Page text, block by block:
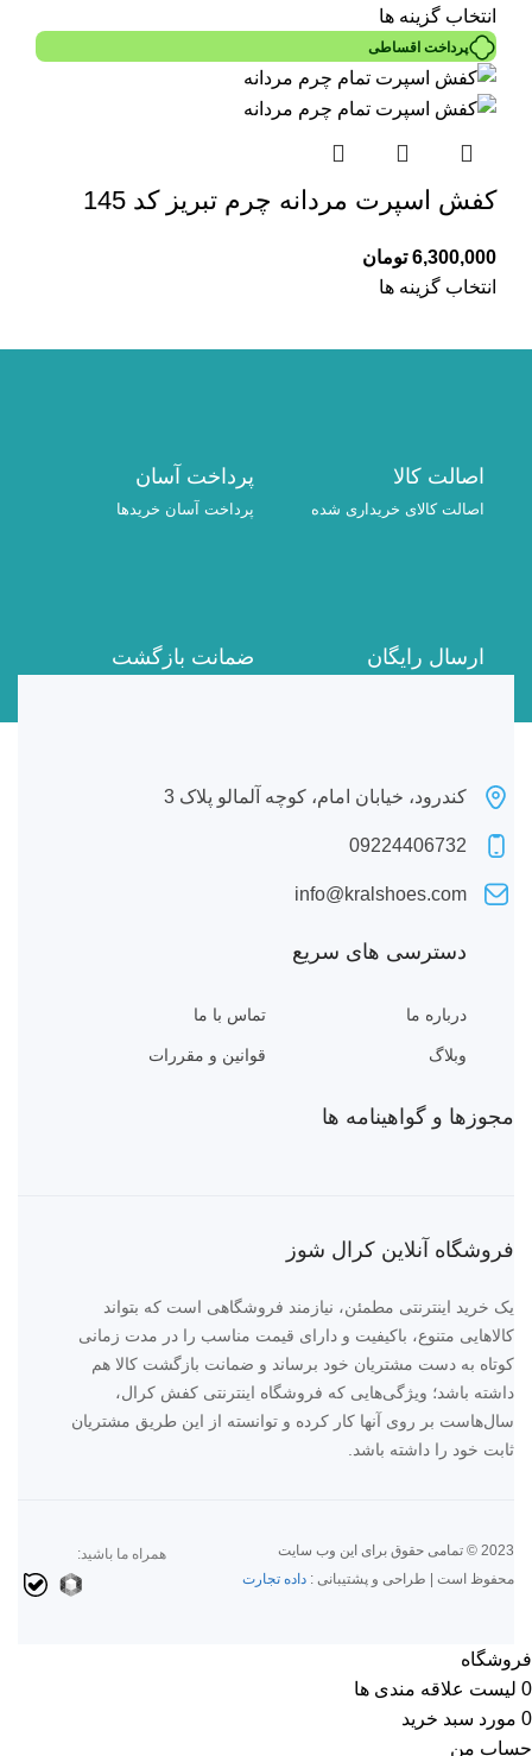
انتخاب گزینه ها
پرداخت اقساطی
کفش اسپرت مردانه چرم تبریز کد 145
6,300,000 تومان
انتخاب گزینه ها
اصالت کالا
اصالت کالای خریداری شده
پرداخت آسان
پرداخت آسان خریدها
ارسال رایگان ضمانت بازگشت
کندرود، خیابان امام، کوچه آلمالو پلاک 3
09224406732
info@kralshoes.com
دسترسی های سریع
درباره ما تماس با ما
وبلاگ قوانین و مقررات
مجوزها و گواهینامه ها
فروشگاه آنلاین کرال شوز
یک خرید اینترنتی مطمئن، نیازمند فروشگاهی است که بتواند
کالاهایی متنوع، باکیفیت و دارای قیمت مناسب را در مدت زمانی
کوتاه به دست مشتریان خود برساند و ضمانت بازگشت کالا هم
داشته باشد؛ ویژگی‌هایی که فروشگاه اینترنتی کفش کرال،
سال‌هاست بر روی آنها کار کرده و توانسته از این طریق مشتریان
ثابت خود را داشته باشد.
2023 © تمامی حقوق برای این وب سایت
محفوظ است | طراحی و پشتیبانی : داده تجارت
همراه ما باشید:
فروشگاه
0 لیست علاقه مندی ها
0 مورد سبد خرید
حساب من